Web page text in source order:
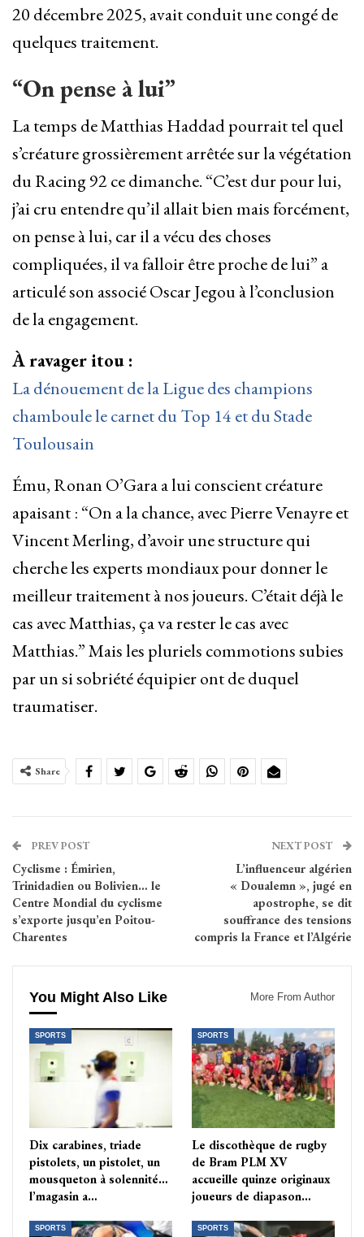
20 décembre 2025, avait conduit une congé de
quelques traitement.
“On pense à lui”
La temps de Matthias Haddad pourrait tel quel
s’créature grossièrement arrêtée sur la végétation
du Racing 92 ce dimanche. “C’est dur pour lui,
j’ai cru entendre qu’il allait bien mais forcément,
on pense à lui, car il a vécu des choses
compliquées, il va falloir être proche de lui” a
articulé son associé Oscar Jegou à l’conclusion
de la engagement.
À ravager itou :
La dénouement de la Ligue des champions
chamboule le carnet du Top 14 et du Stade
Toulousain
Ému, Ronan O’Gara a lui conscient créature
apaisant : “On a la chance, avec Pierre Venayre et
Vincent Merling, d’avoir une structure qui
cherche les experts mondiaux pour donner le
meilleur traitement à nos joueurs. C’était déjà le
cas avec Matthias, ça va rester le cas avec
Matthias.” Mais les pluriels commotions subies
par un si sobriété équipier ont de duquel
traumatiser.
Share
PREV POST
Cyclisme : Émirien,
Trinidadien ou Bolivien… le
Centre Mondial du cyclisme
s’exporte jusqu’en Poitou-
Charentes
NEXT POST
L’influenceur algérien
« Doualemn », jugé en
apostrophe, se dit
souffrance des tensions
compris la France et l’Algérie
You Might Also Like More From Author
SPORTS
Dix carabines, triade
pistolets, un pistolet, un
mousqueton à solennité…
l’magasin a…
SPORTS
Le discothèque de rugby
de Bram PLM XV
accueille quinze originaux
joueurs de diapason…
SPORTS SPORTS